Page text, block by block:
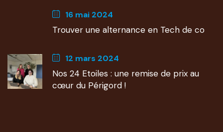
16 mai 2024
Trouver une alternance en Tech de co
12 mars 2024
Nos 24 Etoiles : une remise de prix au
cœur du Périgord !